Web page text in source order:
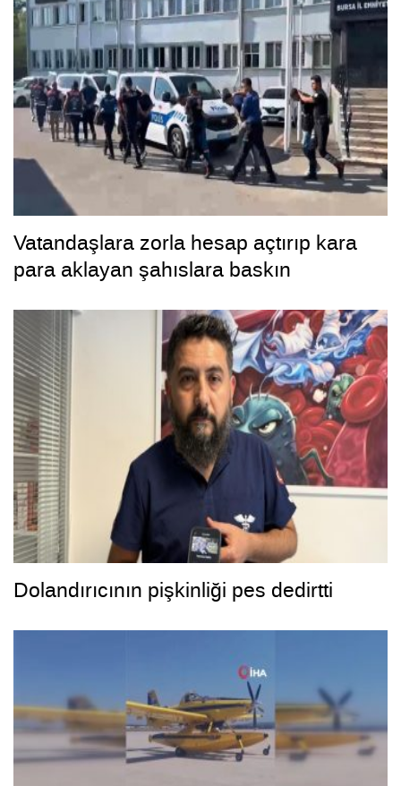
Vatandaşlara zorla hesap açtırıp kara
para aklayan şahıslara baskın
Dolandırıcının pişkinliği pes dedirtti